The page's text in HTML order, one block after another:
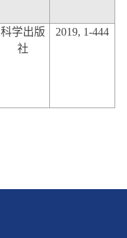
科学出版
社
2019, 1-444